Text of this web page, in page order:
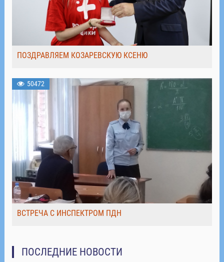
ПОЗДРАВЛЯЕМ КОЗАРЕВСКУЮ КСЕНЮ
50472
ВСТРЕЧА С ИНСПЕКТРОМ ПДН
ПОСЛЕДНИЕ НОВОСТИ